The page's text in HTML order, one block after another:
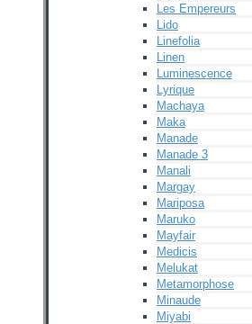
Les Empereurs
Lido
Linefolia
Linen
Luminescence
Lyrique
Machaya
Maka
Manade
Manade 3
Manali
Margay
Mariposa
Maruko
Mayfair
Medicis
Melukat
Metamorphose
Minaude
Miyabi